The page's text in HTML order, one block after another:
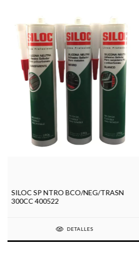
SILOC SP NTRO BCO/NEG/TRASN
300CC 400522
DETALLES